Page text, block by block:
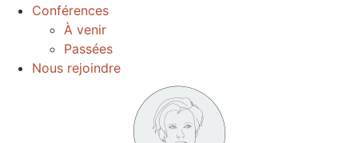
Conférences
À venir
Passées
Nous rejoindre